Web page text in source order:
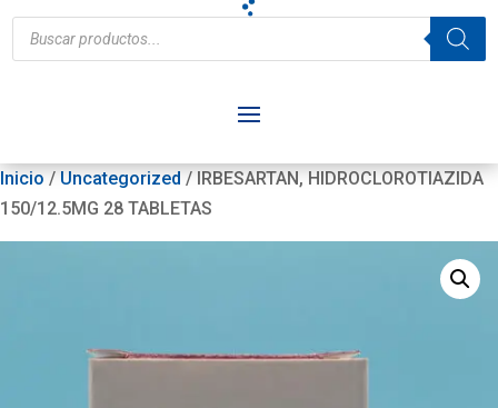
Búsqueda
de
productos
Inicio / Uncategorized / IRBESARTAN, HIDROCLOROTIAZIDA
150/12.5MG 28 TABLETAS